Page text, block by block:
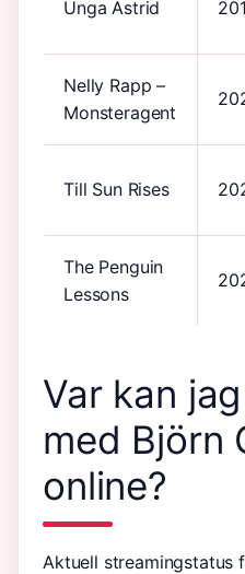
Unga Astrid
Nelly Rapp –
Monsteragent
Till Sun Rises
The Penguin
Lessons
Var kan
med Björn
online?
Aktuell streamingstatus